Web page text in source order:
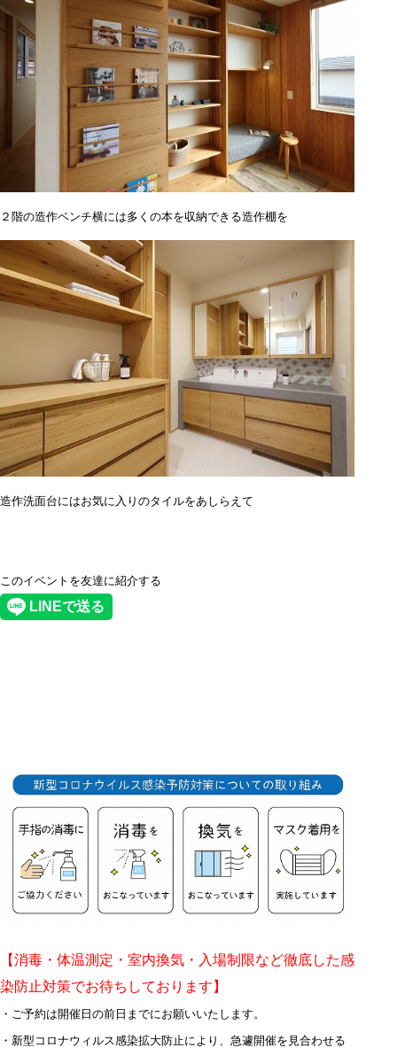
２階の造作ベンチ横には多くの本を収納できる造作棚を
造作洗面台にはお気に入りのタイルをあしらえて
このイベントを友達に紹介する
【消毒・体温測定・室内換気・入場制限など徹底した感
染防止対策でお待ちしております】
・ご予約は開催日の前日までにお願いいたします。
・新型コロナウィルス感染拡大防止により、急遽開催を見合わせる